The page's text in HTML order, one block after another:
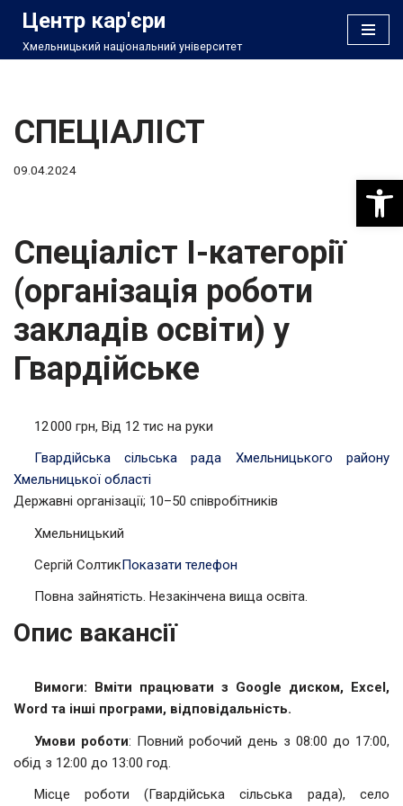
Перейти
Центр кар'єри
Хмельницький національний університет
СПЕЦІАЛІСТ
09.04.2024
Спеціаліст І-категорії
(організація роботи
закладів освіти) у
Гвардійське
12 000 грн, Від 12 тис на руки
Гвардійська сільська рада Хмельницького району
Хмельницької області
Державні організації; 10–50 співробітників
Хмельницький
Сергій СолтикПоказати телефон
Повна зайнятість. Незакінчена вища освіта.
Опис вакансії
Вимоги: Вміти працювати з Google диском, Excel,
Word та інші програми, відповідальність.
Умови роботи: Повний робочий день з 08:00 до 17:00,
обід з 12:00 до 13:00 год.
Місце роботи (Гвардійська сільська рада), село